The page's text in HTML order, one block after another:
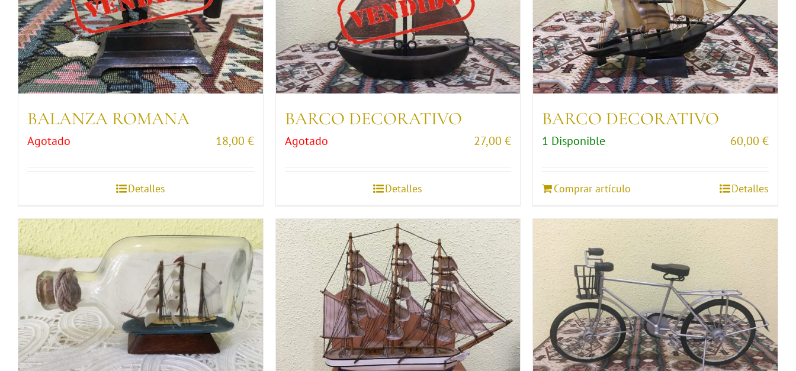
BALANZA ROMANA
Agotado 18,00 €
Detalles
BARCO DECORATIVO
Agotado 27,00€
Detalles
BARCO DECORATIVO
1 Disponible 60,00 €
Comprar artículo Detalles